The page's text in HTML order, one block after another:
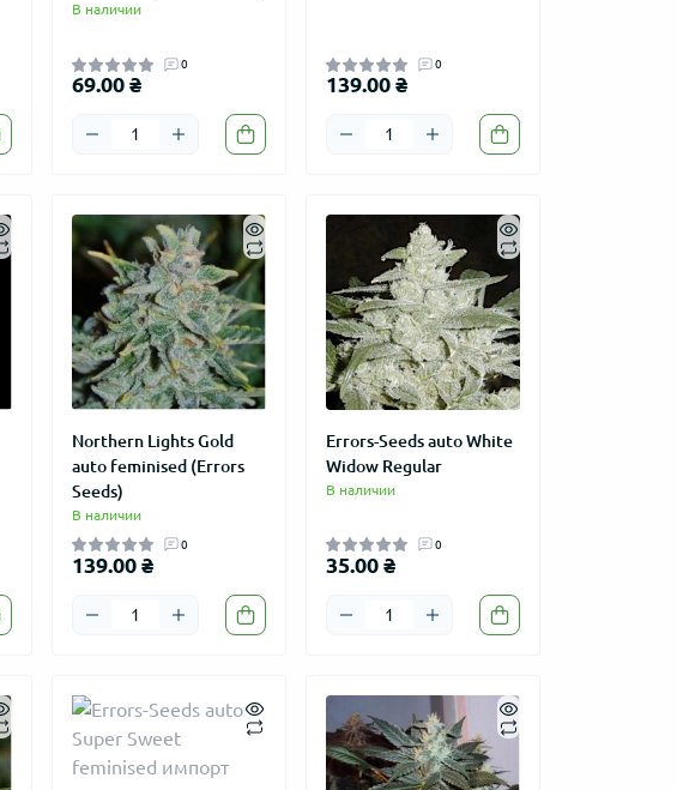
В наличии
0
69.00 ₴
0
139.00 ₴
Northern Lights Gold
auto feminised (Errors
Seeds)
В наличии
0
139.00 ₴
Errors-Seeds auto White
Widow Regular
В наличии
0
35.00 ₴